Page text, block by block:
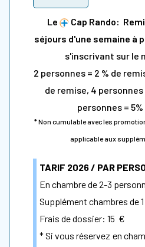
Le
Cap Rando:
séjours d'une semaine à
s'inscrivant sur le
2 personnes = 2 % de
de remise, 4 personnes
personnes =
* Non cumulable avec les
applicable aux
TARIF 2026 / PAR
En chambre de 2-3
Supplément chambres de
Frais de dossier: 15 €
* Si vous réservez en